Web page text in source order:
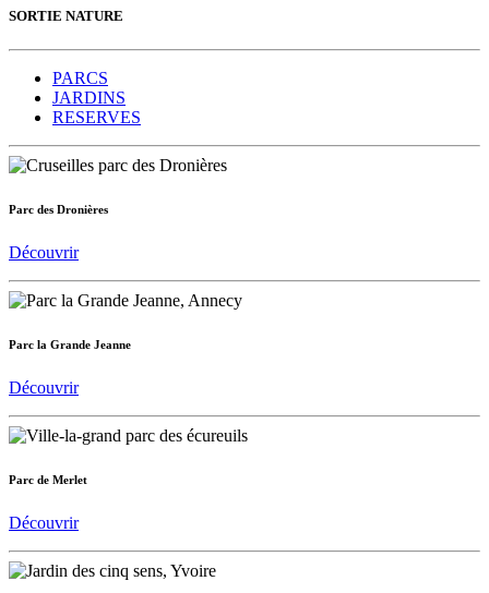
SORTIE NATURE
PARCS
JARDINS
RESERVES
Parc des Dronières
Découvrir
Parc la Grande Jeanne
Découvrir
Parc de Merlet
Découvrir